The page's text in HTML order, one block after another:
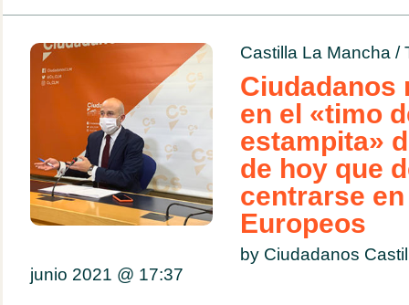
Castilla La Mancha /
Ciudadanos
en el «timo
estampita»
de hoy que
centrarse
Europeos
by Ciudadanos
junio 2021 @ 17:37